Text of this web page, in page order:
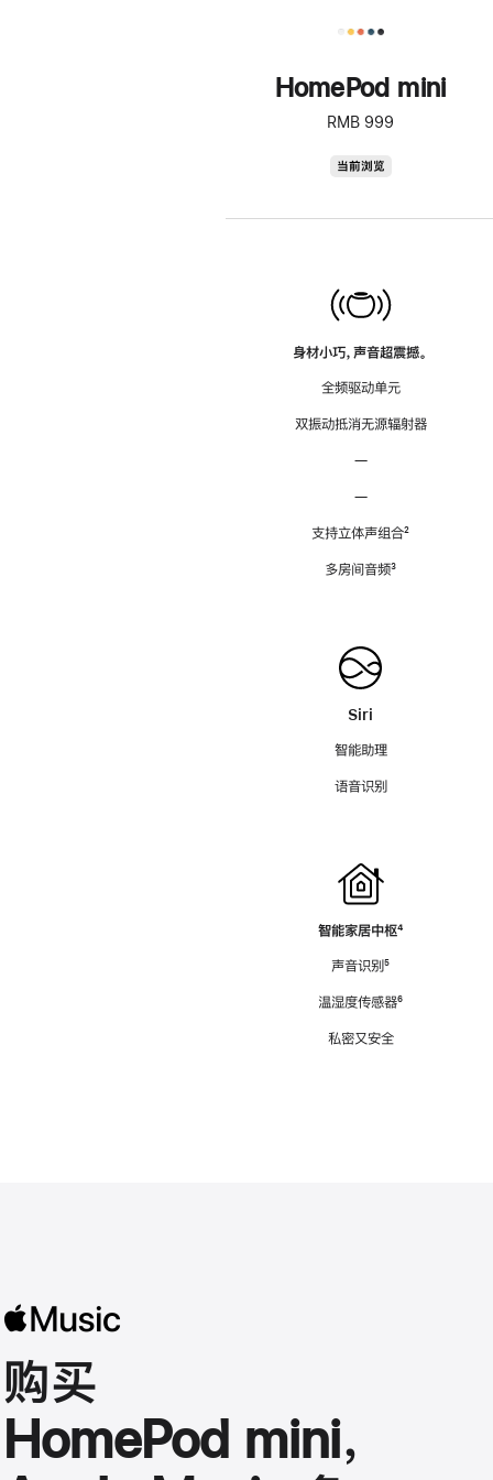
HomePod mini
RMB 999
当前浏览
身材小巧，声音超震撼。
全频驱动单元
双振动抵消无源辐射器
—
—
支持立体声组合脚
²
多房间音频脚
³
Siri
智能助理
语音识别
智能家居中枢脚
⁴
声音识别脚
⁵
温湿度传感器脚
⁶
私密又安全
购买
HomePod mini，